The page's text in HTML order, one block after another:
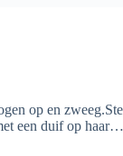
op en
een duif op haar…